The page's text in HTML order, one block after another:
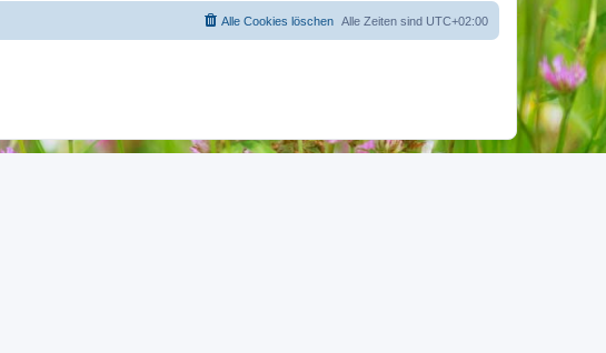
Alle Zeiten sind UTC+02:00
Alle Cookies löschen